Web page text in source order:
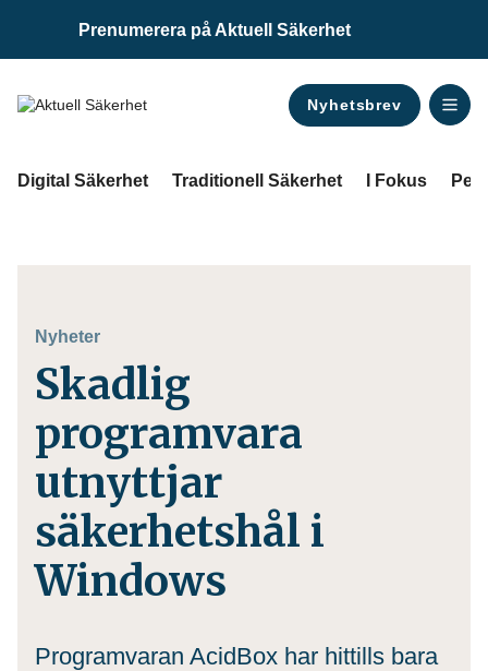
Prenumerera på Aktuell Säkerhet
Nyhetsbrev
Digital Säkerhet Traditionell Säkerhet I Fokus
Nyheter
Skadlig
programvara
utnyttjar
säkerhetshål i
Windows
Programvaran AcidBox har hittills bara